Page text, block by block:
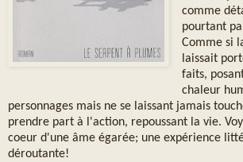
comme
pourtant
Comme si
laissait
faits,
chaleur
personnages mais ne se laissant jamais
prendre part à l'action, repoussant la vie.
coeur d'une âme égarée; une expérience
déroutante!